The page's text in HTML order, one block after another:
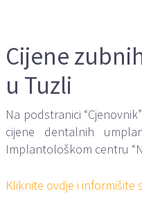
Cijene
u Tuzli
Na podstranici
cijene dentalnih
Implantološkom centru
Kliknite ovdje i informišite